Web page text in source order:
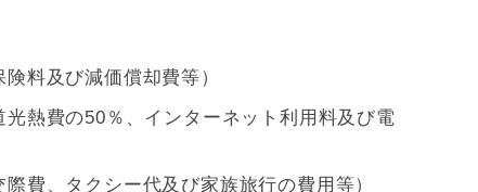
険料及び減価償却費等）
光熱費の50％、インターネット利用料及び電
費、タクシー代及び家族旅行の費用等）